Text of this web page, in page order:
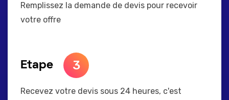
Remplissez la demande de devis pour recevoir
votre offre
Etape 3
Recevez votre devis sous 24 heures, c'est